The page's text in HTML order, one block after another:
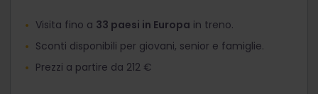
Visita fino a 33 paesi in Europa in treno.
Sconti disponibili per giovani, senior e famiglie.
Prezzi a partire da 212 €